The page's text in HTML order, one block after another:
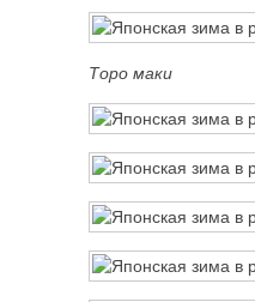
Торо маки